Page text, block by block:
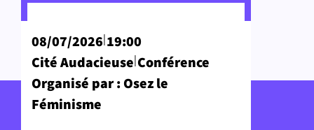
08/07/2026|19:00
Cité Audacieuse|Conférence
Organisé par : Osez le
Féminisme